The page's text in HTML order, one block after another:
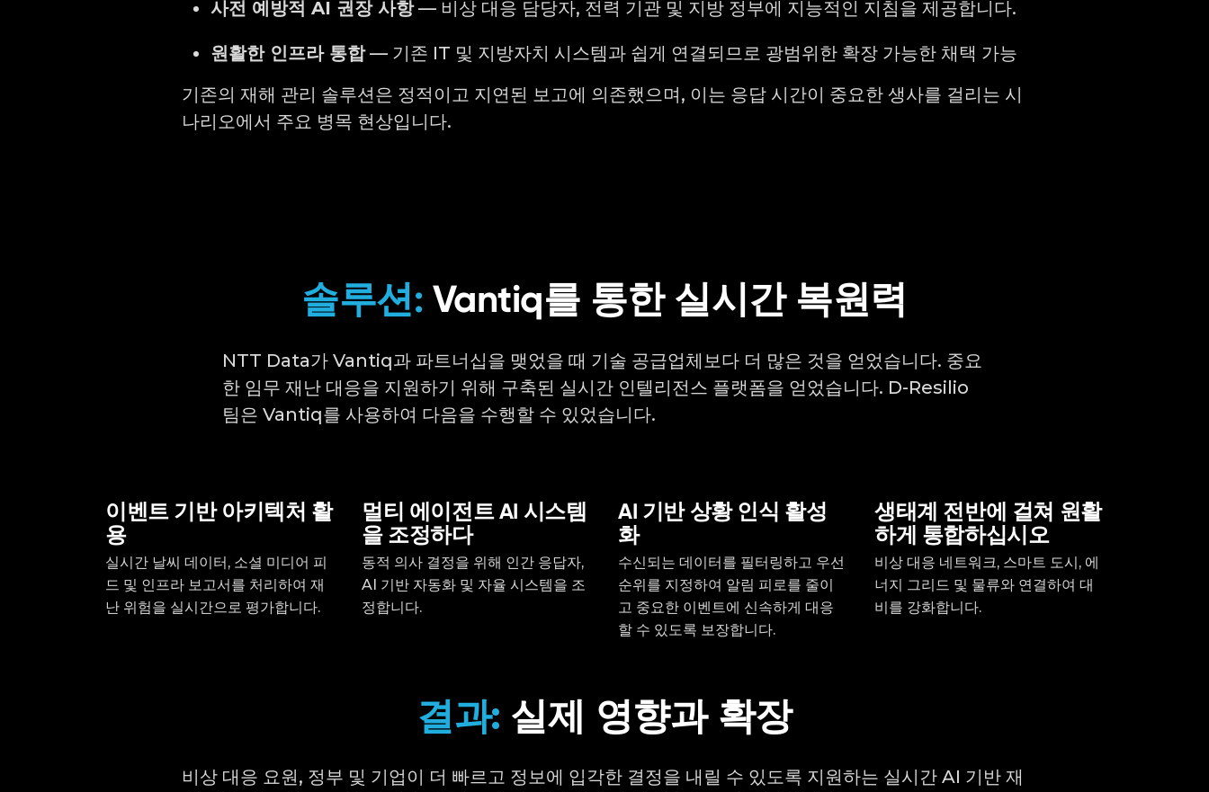
사전 예방적 AI 권장 사항— 비상 대응 담당자, 전력 기관 및 지방 정부에 지능적인 지침을 제공합니다.
원활한 인프라 통합— 기존 IT 및 지방자치 시스템과 쉽게 연결되므로 광범위한 확장 가능한 채택 가능
기존의 재해 관리 솔루션은 정적이고 지연된 보고에 의존했으며, 이는 응답 시간이 중요한 생사를 걸리는 시
나리오에서 주요 병목 현상입니다.
솔루션: Vantiq를 통한 실시간 복원력
NTT Data가 Vantiq과 파트너십을 맺었을 때 기술 공급업체보다 더 많은 것을 얻었습니다. 중요
한 임무 재난 대응을 지원하기 위해 구축된 실시간 인텔리전스 플랫폼을 얻었습니다. D-Resilio
팀은 Vantiq를 사용하여 다음을 수행할 수 있었습니다.
이벤트 기반 아키텍처 활
용
실시간 날씨 데이터, 소셜 미디어 피
드 및 인프라 보고서를 처리하여 재
난 위험을 실시간으로 평가합니다.
멀티 에이전트 AI 시스템
을 조정하다
동적 의사 결정을 위해 인간 응답자,
AI 기반 자동화 및 자율 시스템을 조
정합니다.
AI 기반 상황 인식 활성
화
수신되는 데이터를 필터링하고 우선
순위를 지정하여 알림 피로를 줄이
고 중요한 이벤트에 신속하게 대응
할 수 있도록 보장합니다.
생태계 전반에 걸쳐 원활
하게 통합하십시오
비상 대응 네트워크, 스마트 도시, 에
너지 그리드 및 물류와 연결하여 대
비를 강화합니다.
결과: 실제 영향과 확장
비상 대응 요원, 정부 및 기업이 더 빠르고 정보에 입각한 결정을 내릴 수 있도록 지원하는 실시간 AI 기반 재